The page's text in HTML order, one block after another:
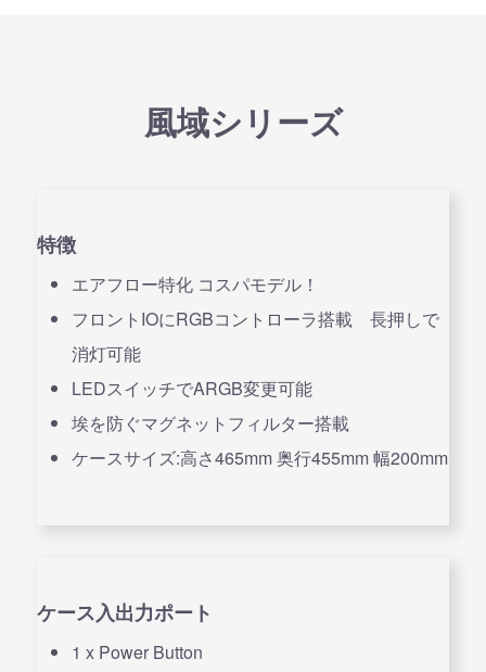
風域シリーズ
特徴
エアフロー特化 コスパモデル！
フロントIOにRGBコントローラ搭載 長押しで
消灯可能
LEDスイッチでARGB変更可能
埃を防ぐマグネットフィルター搭載
ケースサイズ:高さ465mm 奥行455mm 幅200mm
ケース入出力ポート
1 x Power Button